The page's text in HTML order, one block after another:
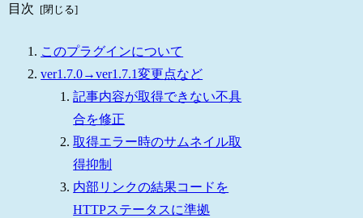
目次
このプラグインについて
ver1.7.0→ver1.7.1変更点など
記事内容が取得できない不具
合を修正
取得エラー時のサムネイル取
得抑制
内部リンクの結果コードを
HTTPステータスに準拠